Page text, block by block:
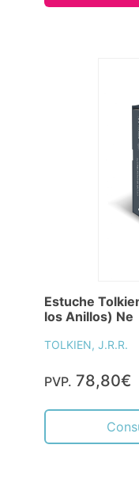
Estuche
los Anillos) Ne
TOLKIEN, J.R.R.
PVP. 78,80€